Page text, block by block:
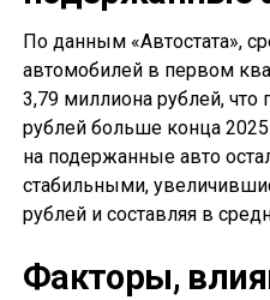
По данным «Автостата»,
автомобилей в первом
3,79 миллиона рублей, что
рублей больше конца
на подержанные авто
стабильными,
рублей и составляя в
Факторы,